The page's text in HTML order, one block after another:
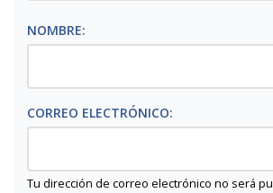
NOMBRE:
CORREO ELECTRÓNICO:
Tu dirección de correo electrónico no será